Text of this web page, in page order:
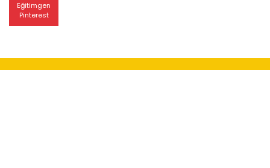
Eğitimgen
Pinterest